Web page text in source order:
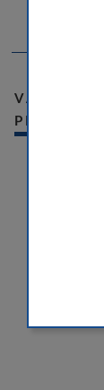
Blok pro
VÁMI
PRODUKTY